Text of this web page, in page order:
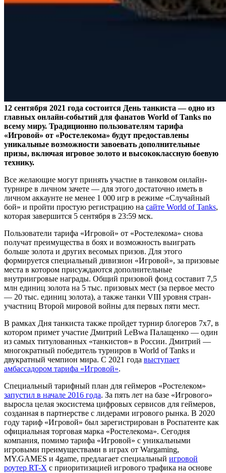
12 сентября 2021 года состоится День танкиста — одно из
главных онлайн-событий для фанатов World of Tanks по
всему миру. Традиционно пользователям тарифа
«Игровой» от «Ростелекома» будут предоставлены
уникальные возможности завоевать дополнительные
призы, включая игровое золото и высококлассную боевую
технику.
Все желающие могут принять участие в танковом онлайн-
турнире в личном зачете — для этого достаточно иметь в
личном аккаунте не менее 1 000 игр в режиме «Случайный
бой» и пройти простую регистрацию на сайте World of Tanks,
которая завершится 5 сентября в 23:59 мск.
Пользователи тарифа «Игровой» от «Ростелекома» снова
получат преимущества в боях и возможность выиграть
больше золота и других весомых призов. Для этого
формируется специальный дивизион «Игровой», за призовые
места в котором присуждаются дополнительные
внутриигровые награды. Общий призовой фонд составит 7,5
млн единиц золота на 5 тыс. призовых мест (за первое место
— 20 тыс. единиц золота), а также танки VIII уровня стран-
участниц Второй мировой войны для первых пяти мест.
В рамках Дня танкиста также пройдет турнир блогеров 7х7, в
котором примет участие Дмитрий LeBwa Палащенко — один
из самых титулованных «танкистов» в России. Дмитрий —
многократный победитель турниров в World of Tanks и
двукратный чемпион мира. С 2021 года выступает
амбассадором тарифа «Игровой».
Специальный тарифный план для геймеров «Ростелеком»
запустил в начале 2016 года. За пять лет на базе «Игрового»
выросла целая экосистема цифровых сервисов для геймеров,
созданная в партнерстве с лидерами игрового рынка. В 2020
году тариф «Игровой» был зарегистрирован в Роспатенте как
официальная торговая марка «Ростелекома». Сегодня
компания, помимо тарифа «Игровой» с уникальными
игровыми преимуществами в играх от Wargaming,
MY.GAMES и 4game, предлагает специальный игровой
роутер RT-X с приоритизацией игрового трафика на основе